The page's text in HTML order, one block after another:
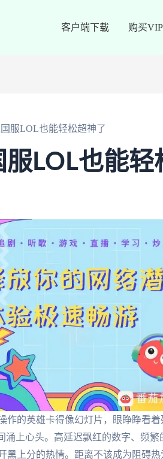
客户端下载 购买VIP
服LOL也能轻松超神了
LOL也能轻
作的英雄卡得像幻灯片，眼睁睁看
上心头。高延迟飘红的数字、频繁
黑上分的热情。距离不该成为阻碍